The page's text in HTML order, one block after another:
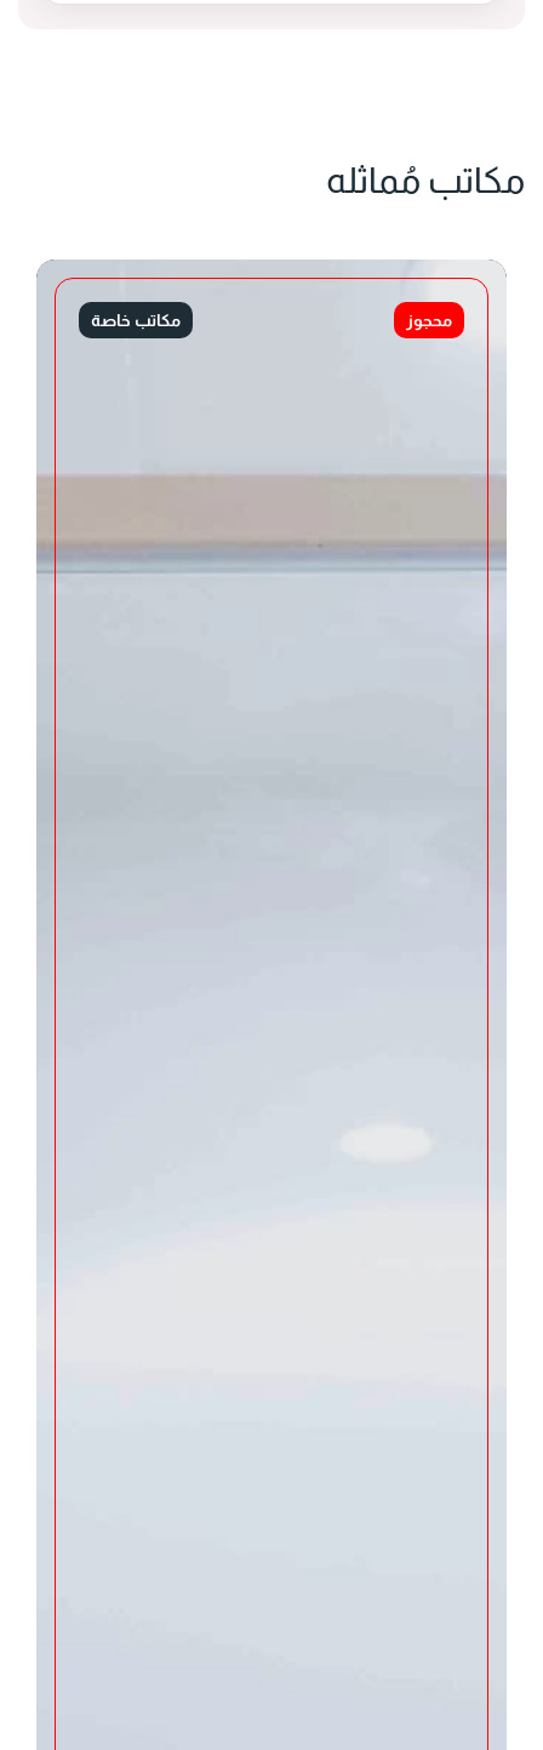
مكاتب مُماثله
مكاتب خاصة محجوز